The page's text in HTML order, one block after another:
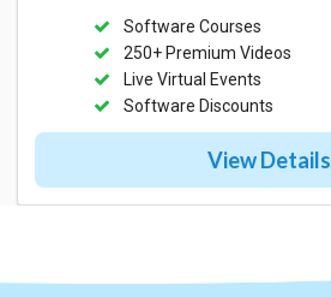
Software Courses
250+ Premium Videos
Live Virtual Events
Software Discounts
View Details